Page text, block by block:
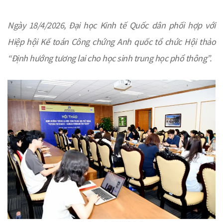
Ngày 18/4/2026, Đại học Kinh tế Quốc dân phối hợp với
Hiệp hội Kế toán Công chứng Anh quốc tổ chức Hội thảo
“Định hướng tương lai cho học sinh trung học phổ thông”.